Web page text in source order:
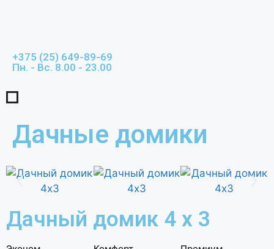
+375 (25) 649-89-69
Пн. - Вс. 8.00 - 23.00
Дачные домики
Дачный домик 4 х 3